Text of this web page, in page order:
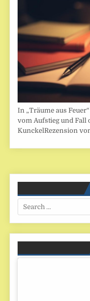
In „Träume aus
vom Aufstieg und Fall
KunckelRezension
Search
for: